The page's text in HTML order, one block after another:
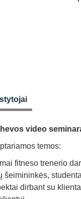
video
temos:
fitneso trenerio
šeimininkės,
dirbant su